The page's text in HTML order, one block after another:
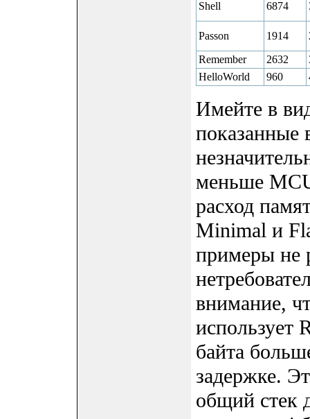
Shell 6874
Passon 1914
Remember
2632
HelloWorld
960
Имейте в
показанные
меньше
расход
Minimal и
примеры не
внимание,
байта
задержке.
общий стек